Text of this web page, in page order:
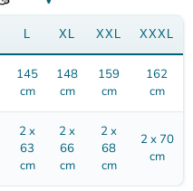
L XL XXL XXXL
145
cm
148
cm
159
cm
162
cm
2 x
63
cm
2 x
66
cm
2 x
68
cm
2 x 70
cm